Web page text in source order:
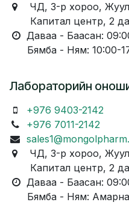
ЧД, 3-р хороо,
Капитал центр, 2
Даваа - Баасан:
Бямба - Ням: 10:00-
Лабораторийн
+976 9403-2142
+976 7011-2142
ЧД, 3-р хороо,
Капитал центр, 2
Даваа - Баасан:
Бямба - Ням: Амарна